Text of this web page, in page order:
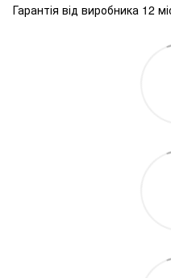
Гарантія від виробника 12